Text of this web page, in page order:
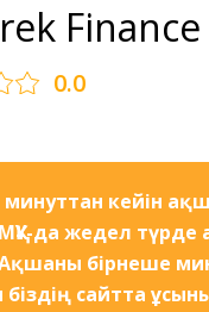
Finance
0.0
минуттан кейін
да жедел түрде
бірнеше
біздің сайтта